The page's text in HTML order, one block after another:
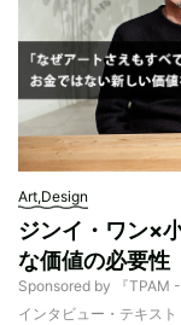
Art,Design
ジンイ・ワン×
な価値の必要性
Sponsored by 『TPAM
インタビュー・テキス